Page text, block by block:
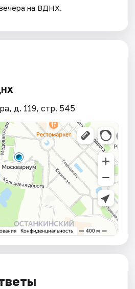
на ВДНХ.
д. 119, стр. 545